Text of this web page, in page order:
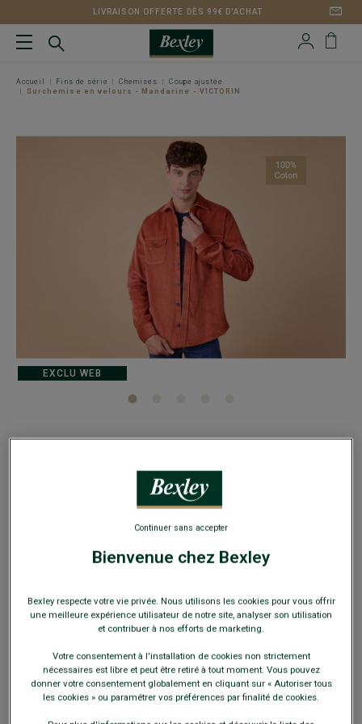
LIVRAISON OFFERTE DÈS 99€ D'ACHAT
Accueil Fins de série Chemises
Coupe ajustée
Surchemise en velours - Mandarine - VICTORIN
Surchemise en velours - Mandarine - VICTORIN
100% coton - Coupe ajustée raccourcie
COULEURS DISPONIBLES
EXCLU WEB
Bienvenue chez Bexley
Bexley respecte votre vie privée. Nous utilisons les cookies pour vous offrir
une meilleure expérience utilisateur de notre site, analyser son utilisation
et contribuer à nos efforts de marketing.
Votre consentement à l'installation de cookies non strictement
nécessaires est libre et peut être retiré à tout moment. Vous pouvez
donner votre consentement globalement en cliquant sur « Autoriser tous
les cookies » ou paramétrer vos préférences par finalité de cookies.
Continuer sans accepter